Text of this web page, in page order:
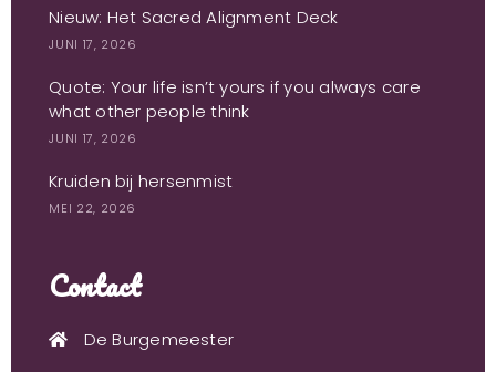
Nieuw: Het Sacred Alignment Deck
JUNI 17, 2026
Quote: Your life isn’t yours if you always care
what other people think
JUNI 17, 2026
Kruiden bij hersenmist
MEI 22, 2026
Contact
De Burgemeester